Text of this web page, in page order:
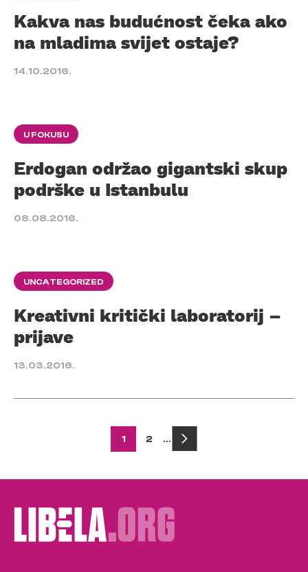
Kakva nas budućnost čeka ako
na mladima svijet ostaje?
14.10.2016.
U FOKUSU
Erdogan održao gigantski skup
podrške u Istanbulu
08.08.2016.
UNCATEGORIZED
Kreativni kritički laboratorij –
prijave
13.03.2016.
pagination
1 2 …